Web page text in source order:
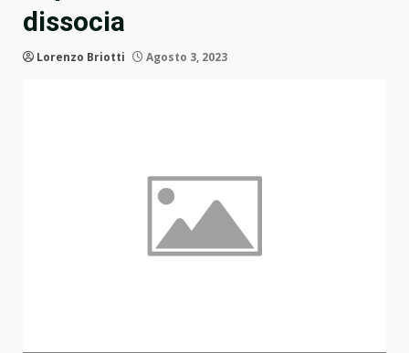
dissocia
Lorenzo Briotti Agosto 3, 2023